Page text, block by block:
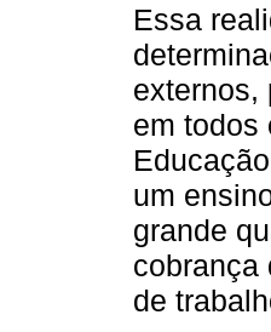
Essa
externos,
em todos
um
grande
cobrança
de